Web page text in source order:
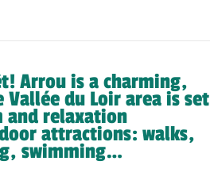
Arrou is a charming,
du Loir area is set
and relaxation
attractions: walks,
swimming…